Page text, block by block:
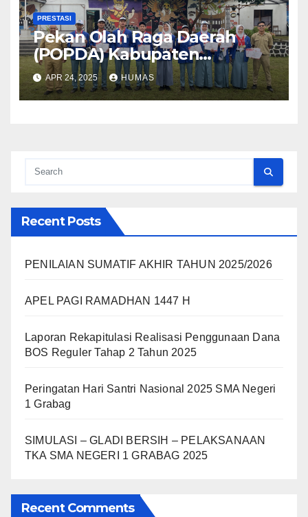
PRESTASI
Pekan Olah Raga Daerah
(POPDA) Kabupaten
Magelang Tahun 2025
APR 24, 2025 HUMAS
Recent Posts
PENILAIAN SUMATIF AKHIR TAHUN 2025/2026
APEL PAGI RAMADHAN 1447 H
Laporan Rekapitulasi Realisasi Penggunaan Dana
BOS Reguler Tahap 2 Tahun 2025
Peringatan Hari Santri Nasional 2025 SMA Negeri
1 Grabag
SIMULASI – GLADI BERSIH – PELAKSANAAN
TKA SMA NEGERI 1 GRABAG 2025
Recent Comments